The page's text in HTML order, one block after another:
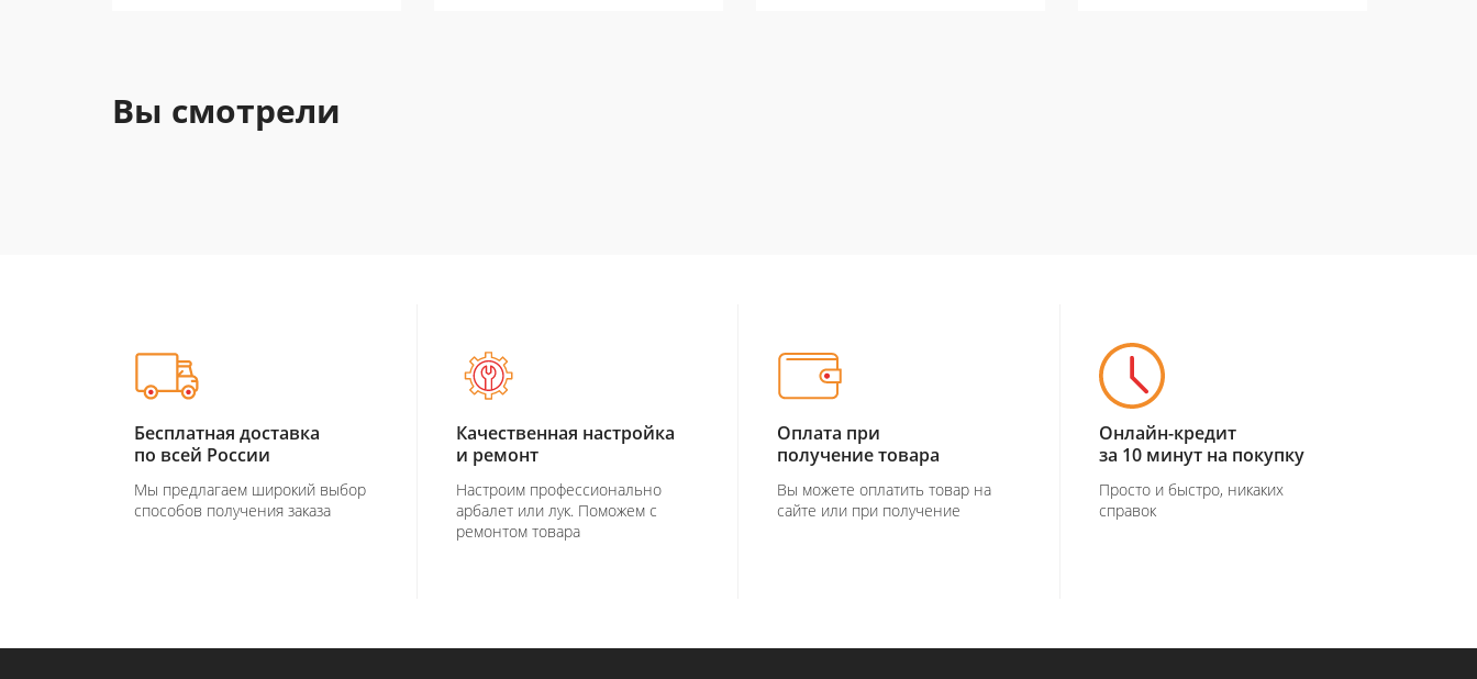
Вы смотрели
Бесплатная доставка
по всей России
Мы предлагаем широкий выбор
способов получения заказа
Качественная настройка
и ремонт
Настроим профессионально
арбалет или лук. Поможем с
ремонтом товара
Оплата при
получение товара
Вы можете оплатить товар на
сайте или при получение
Онлайн-кредит
за 10 минут на покупку
Просто и быстро, никаких
справок